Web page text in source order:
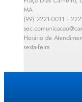
MA
(99) 2221-0011 ·
Horário de
sexta-feira